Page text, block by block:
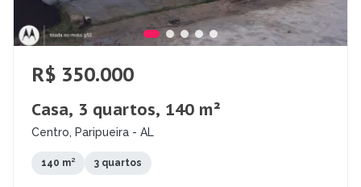
R$ 350.000
Casa, 3 quartos, 140 m²
Centro, Paripueira - AL
140 m² 3 quartos